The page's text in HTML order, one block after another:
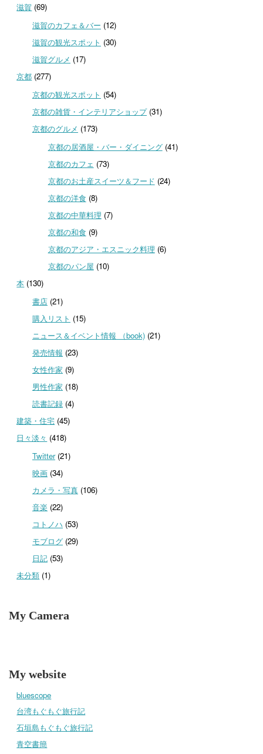
滋賀 (69)
滋賀のカフェ＆バー (12)
滋賀の観光スポット (30)
滋賀グルメ (17)
京都 (277)
京都の観光スポット (54)
京都の雑貨・インテリアショップ(31)
京都のグルメ (173)
京都の居酒屋・バー・ダイニング(41)
京都のカフェ (73)
京都のお土産スイーツ＆フード (24)
京都の洋食 (8)
京都の中華料理 (7)
京都の和食 (9)
京都のアジア・エスニック料理 (6)
京都のパン屋 (10)
本 (130)
書店(21)
購入リスト (15)
ニュース＆イベント情報 （book)(21)
発売情報 (23)
女性作家 (9)
男性作家 (18)
読書記録(4)
建築・住宅 (45)
日々淡々 (418)
Twitter(21)
映画(34)
カメラ・写真(106)
音楽 (22)
コトノハ (53)
モブログ(29)
日記(53)
未分類 (1)
My Camera
My website
bluescope
台湾もぐもぐ旅行記
石垣島もぐもぐ旅行記
青空書簡